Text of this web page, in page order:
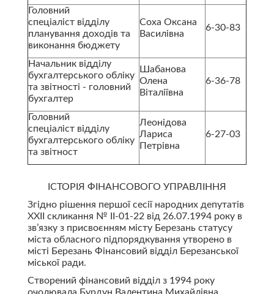
Головний
спеціаліст відділу
планування доходів та
виконання бюджету
Соха Оксана
Василівна
6-30-83
Начальник відділу
бухгалтерського обліку
та звітності - головний
бухгалтер
Шабанова
Олена
Віталіївна
6-36-78
Головний
спеціаліст відділу
бухгалтерського обліку
та звітност
Леонідова
Лариса
Петрівна
6-27-03
ІСТОРІЯ ФІНАНСОВОГО УПРАВЛІННЯ
Згідно рішення першої сесії народних депутатів
ХХІІ скликання № ІІ-01-22 від 26.07.1994 року в
зв’язку з присвоєнням місту Березань статусу
міста обласного підпорядкування утворено в
місті Березань Фінансовий відділ Березанської
міської ради.
Створений фінансовий відділ з 1994 року